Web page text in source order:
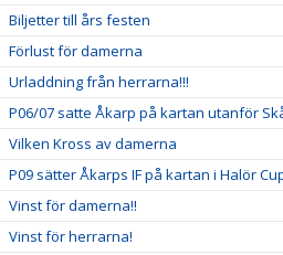
Biljetter till års festen
Förlust för damerna
Urladdning från herrarna!!!
P06/07 satte Åkarp på kartan utanför
Vilken Kross av damerna
P09 sätter Åkarps IF på kartan i Halör
Vinst för damerna!!
Vinst för herrarna!